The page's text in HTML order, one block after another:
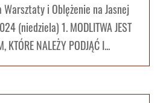
i Oblężenie na Jasnej
(niedziela) 1. MODLITWA JEST
KTÓRE NALEŻY PODJĄĆ I...